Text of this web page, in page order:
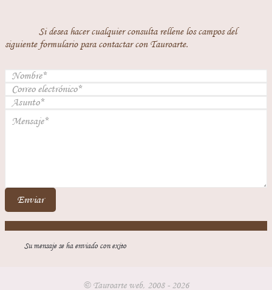
Si desea hacer cualquier consulta rellene los campos del
siguiente formulario para contactar con Tauroarte.
Enviar
Su mensaje se ha enviado con exito
© Tauroarte web, 2008 - 2026